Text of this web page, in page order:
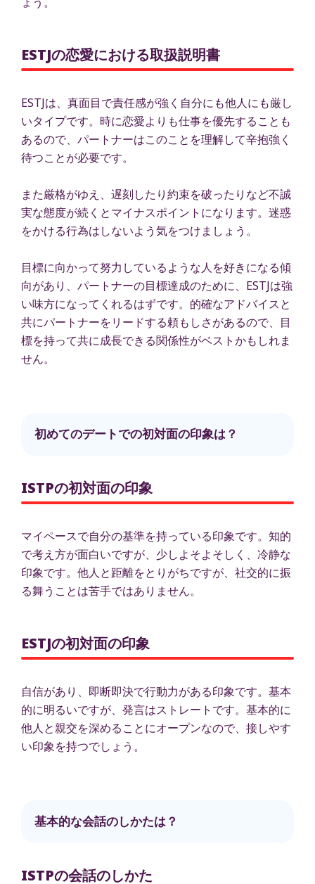
ESTJの恋愛における取扱説明書
ESTJは、真面目で責任感が強く自分にも他人にも厳し
いタイプです。時に恋愛よりも仕事を優先することも
あるので、パートナーはこのことを理解して辛抱強く
待つことが必要です。
また厳格がゆえ、遅刻したり約束を破ったりなど不誠
実な態度が続くとマイナスポイントになります。迷惑
をかける行為はしないよう気をつけましょう。
目標に向かって努力しているような人を好きになる傾
向があり、パートナーの目標達成のために、ESTJは強
い味方になってくれるはずです。的確なアドバイスと
共にパートナーをリードする頼もしさがあるので、目
標を持って共に成長できる関係性がベストかもしれま
せん。
初めてのデートでの初対面の印象は？
ISTPの初対面の印象
マイペースで自分の基準を持っている印象です。知的
で考え方が面白いですが、少しよそよそしく、冷静な
印象です。他人と距離をとりがちですが、社交的に振
る舞うことは苦手ではありません。
ESTJの初対面の印象
自信があり、即断即決で行動力がある印象です。基本
的に明るいですが、発言はストレートです。基本的に
他人と親交を深めることにオープンなので、接しやす
い印象を持つでしょう。
基本的な会話のしかたは？
ISTPの会話のしかた